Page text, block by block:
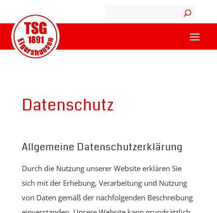
Datenschutz
Allgemeine Datenschutzerklärung
Durch die Nutzung unserer Website erklären Sie
sich mit der Erhebung, Verarbeitung und Nutzung
von Daten gemäß der nachfolgenden Beschreibung